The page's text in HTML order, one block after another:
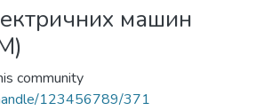
машин
community
123456789/371